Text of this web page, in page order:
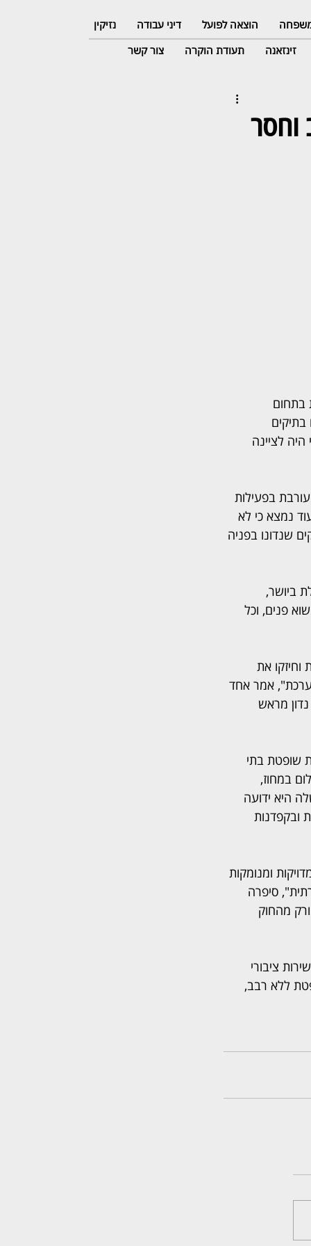
משפחה הוצאה לפועל דיני עבודה
נזיקין
זינזאנה
תעודת הוקרה צור קשר
וחסר
בתחום
בתיקים
לציינה
בפעילות
נמצא כי לא
שנדונו בפניה
ביושר,
פנים, וכל
את
אמר אחד
מראש
במרץ 2011 מונתה לכהונת שופטת בתי
השלום במחוז,
היא ידועה
ובקפדנות
ומנומקות
סיפרה
מהחוק
ציבורי
ללא רבב,